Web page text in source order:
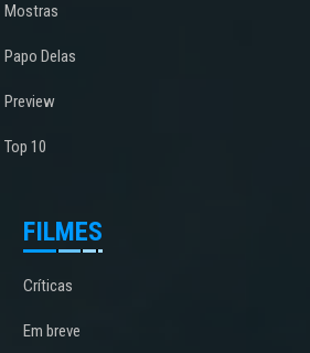
Mostras
Papo Delas
Preview
Top 10
FILMES
Críticas
Em breve